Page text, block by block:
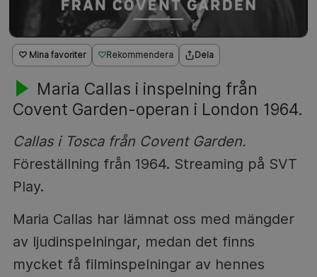
♡ Mina favoriter Rekommendera Dela
Maria Callas i inspelning från
Covent Garden-operan i London 1964.
Callas i Tosca från Covent Garden.
Föreställning från 1964. Streaming på SVT
Play.
Maria Callas har lämnat oss med mängder
av ljudinspelningar, medan det finns
mycket få filminspelningar av hennes